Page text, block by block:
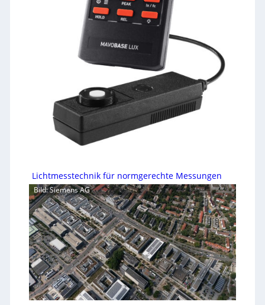
Lichtmesstechnik für normgerechte Messungen
Bild: Siemens AG